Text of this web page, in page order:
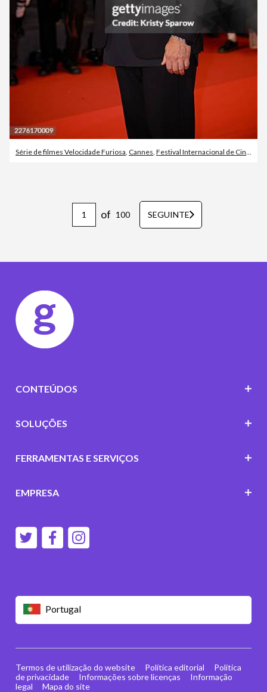
Série de filmes Velocidade Furiosa Cannes Festival Internacional de Cinema de Cannes
of 100 SEGUINTE
Portugal
CONTEÚDOS
SOLUÇÕES
FERRAMENTAS E SERVIÇOS
EMPRESA
Termos de utilização do website Política editorial
Política
de privacidade
Informações sobre licenças
Informação
legal
Mapa do site